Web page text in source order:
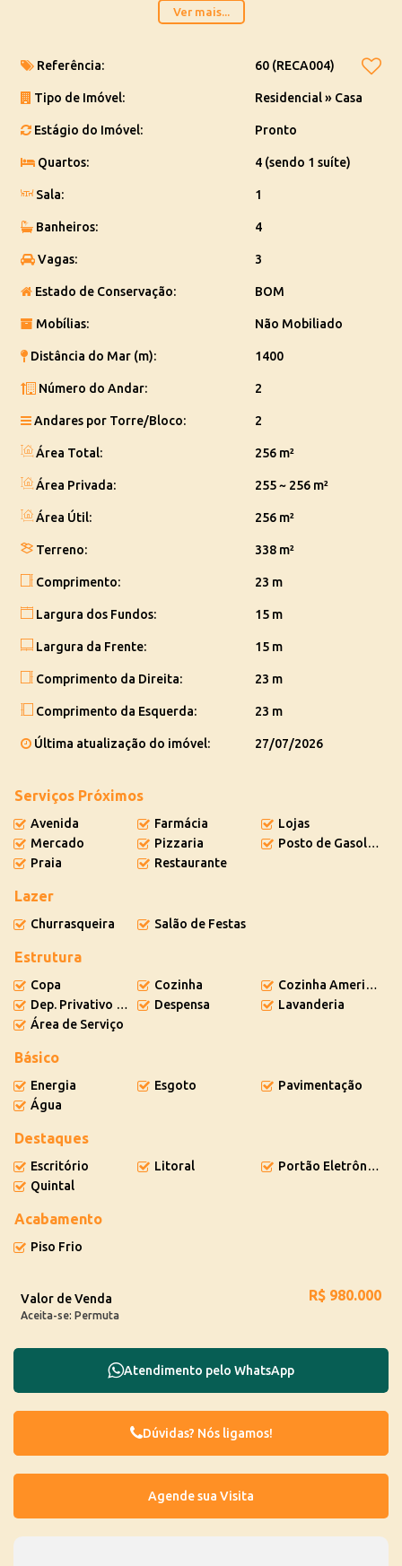
4 dormitórios, sendo 1 suíte
3 vagas de garagem
Área de serviço
Escritório
Espaço com
pré-instalação para piscina
conforto para toda a família.
Valor:
Agende sua visita e venha conhecer este excelente imóvel em
Ver mais...
Referência: 60 (RECA004)
Tipo de Imóvel: Residencial» Casa
Estágio do Imóvel: Pronto
Quartos: 4 (sendo 1 suíte)
Sala: 1
Banheiros: 4
Vagas: 3
Estado de Conservação: BOM
Mobílias: Não Mobiliado
Distância do Mar (m): 1400
Número do Andar: 2
Andares por Torre/Bloco: 2
Área Total: 256 m²
Área Privada: 255 ~ 256 m²
Área Útil: 256 m²
Terreno: 338 m²
Comprimento: 23 m
Largura dos Fundos: 15 m
Largura da Frente: 15 m
Comprimento da Direita: 23 m
Comprimento da Esquerda: 23 m
Última atualização do imóvel: 27/07/2026
Serviços Próximos
Avenida Farmácia
Lojas
Mercado
Pizzaria
Posto de Gasolina
Praia
Restaurante
Lazer
Churrasqueira Salão de Festas
Estrutura
Copa Cozinha
Cozinha Americana
Dep. Privativo Subsolo
Despensa
Lavanderia
Área de Serviço
Básico
Energia Esgoto
Pavimentação
Água
Destaques
Escritório Litoral
Portão Eletrônico
Quintal
Acabamento
Piso Frio
R$ 980.000
Valor de Venda
Aceita-se: Permuta
Atendimento pelo WhatsApp
Dúvidas? Nós ligamos!